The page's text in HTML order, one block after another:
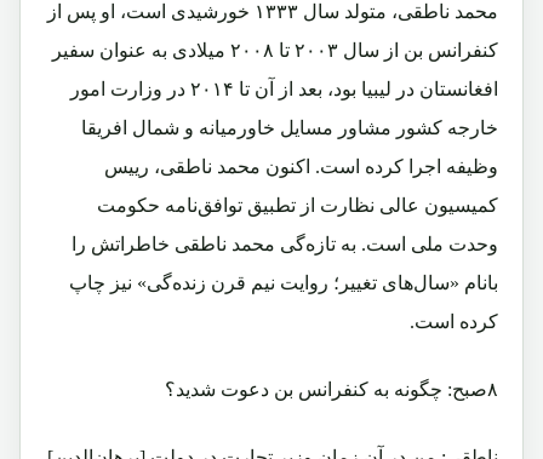
محمد ناطقی، متولد سال ۱۳۳۳ خورشیدی است، او پس از
کنفرانس بن از سال ۲۰۰۳ تا ۲۰۰۸ میلادی به عنوان سفیر
افغانستان در لیبیا بود، بعد از آن تا ۲۰۱۴ در وزارت امور
خارجه کشور مشاور مسایل خاورمیانه و شمال افریقا
وظیفه اجرا کرده است. اکنون محمد ناطقی، رییس
کمیسیون عالی نظارت از تطبیق توافق‌نامه حکومت
وحدت ملی است. به تازه‌گی محمد ناطقی خاطراتش را
بانام «سال‌های تغییر؛ روایت نیم قرن زنده‌گی» نیز چاپ
کرده است.
۸صبح: چگونه به کنفرانس بن دعوت شدید؟